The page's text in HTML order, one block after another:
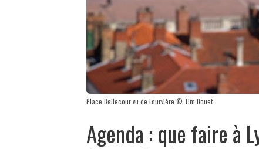
Place Bellecour vu de Fourvière © Tim Douet
Agenda : que faire à